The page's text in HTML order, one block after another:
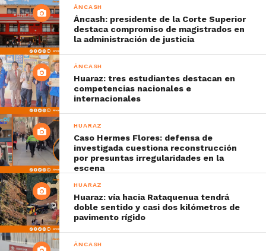
ÁNCASH
Áncash: presidente de la Corte Superior
destaca compromiso de magistrados en
la administración de justicia
ÁNCASH
Huaraz: tres estudiantes destacan en
competencias nacionales e
internacionales
HUARAZ
Caso Hermes Flores: defensa de
investigada cuestiona reconstrucción
por presuntas irregularidades en la
escena
HUARAZ
Huaraz: vía hacia Rataquenua tendrá
doble sentido y casi dos kilómetros de
pavimento rígido
ÁNCASH